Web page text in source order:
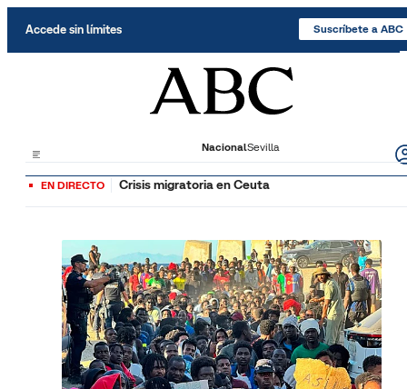
Accede sin límites Suscríbete a ABC
NacionalSevilla
EN DIRECTO Crisis migratoria en Ceuta